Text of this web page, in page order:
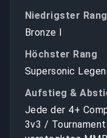
Niedrigster Rang
Bronze I
Höchster Rang
Supersonic
Aufstieg &
Jede der 4+
3v3 /